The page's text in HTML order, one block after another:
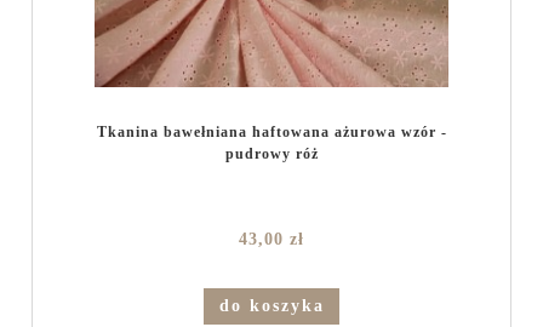
Tkanina bawełniana haftowana ażurowa wzór -
pudrowy róż
43,00 zł
do koszyka